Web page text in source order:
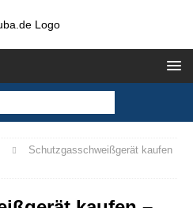
Schutzgasschweißgerät kaufen